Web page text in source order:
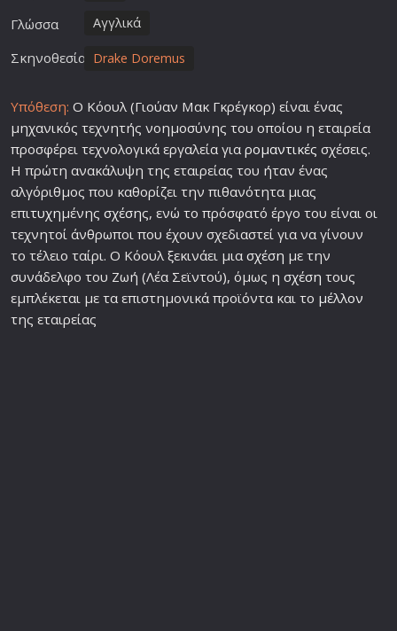
Γλώσσα Αγγλικά
Σκηνοθεσία Drake Doremus
Υπόθεση: Ο Κόουλ (Γιούαν Μακ Γκρέγκορ) είναι ένας
μηχανικός τεχνητής νοημοσύνης του οποίου η εταιρεία
προσφέρει τεχνολογικά εργαλεία γιαρομαντικές σχέσεις.
Η πρώτη ανακάλυψη της εταιρείας του ήταν ένας
αλγόριθμος που καθορίζει την πιθανότητα μιας
επιτυχημένης σχέσης, ενώ το πρόσφατό έργο του είναι οι
τεχνητοί άνθρωποι που έχουν σχεδιαστεί για να γίνουν
το τέλειο ταίρι. Ο Κόουλ ξεκινάει μιασχέση με την
συνάδελφο του Ζωή (Λέα Σεϊντού), όμως η σχέση τους
εμπλέκεται με τα επιστημονικά προϊόντα και το μέλλον
της εταιρείας